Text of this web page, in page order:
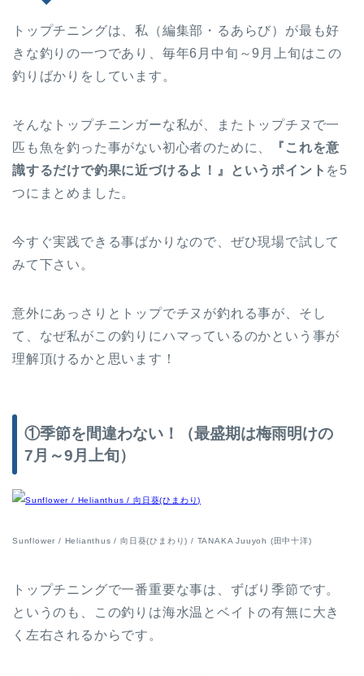
トップチニングは、私（編集部・るあらび）が最も好
きな釣りの一つであり、毎年6月中旬～9月上旬はこの
釣りばかりをしています。
そんなトップチニンガーな私が、またトップチヌで一
匹も魚を釣った事がない初心者のために、
『これを意
識するだけで釣果に近づけるよ！』というポイント を5
つにまとめました。
今すぐ実践できる事ばかりなので、ぜひ現場で試して
みて下さい。
意外にあっさりとトップでチヌが釣れる事が、そし
て、なぜ私がこの釣りにハマっているのかという事が
理解頂けるかと思います！
①季節を間違わない！（最盛期は梅雨明けの
7月～9月上旬）
Sunflower / Helianthus / 向日葵(ひまわり) / TANAKA Juuyoh (田中十洋)
トップチニングで一番重要な事は、ずばり季節です。
というのも、この釣りは海水温とベイトの有無に大き
く左右されるからです。